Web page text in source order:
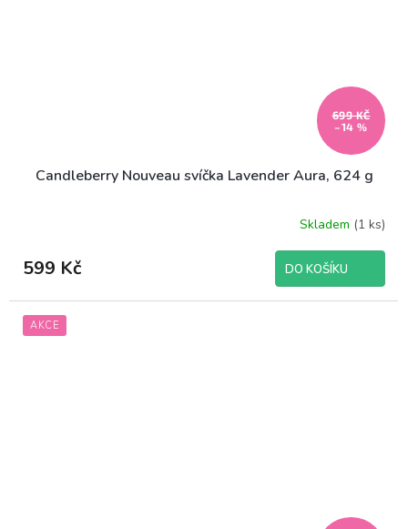
699 KČ
–14 %
Candleberry Nouveau svíčka Lavender Aura, 624 g
Skladem (1 ks)
599 Kč DO KOŠÍKU
AKCE